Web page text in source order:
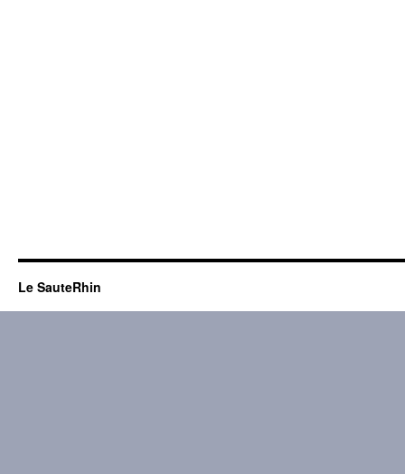
Le SauteRhin